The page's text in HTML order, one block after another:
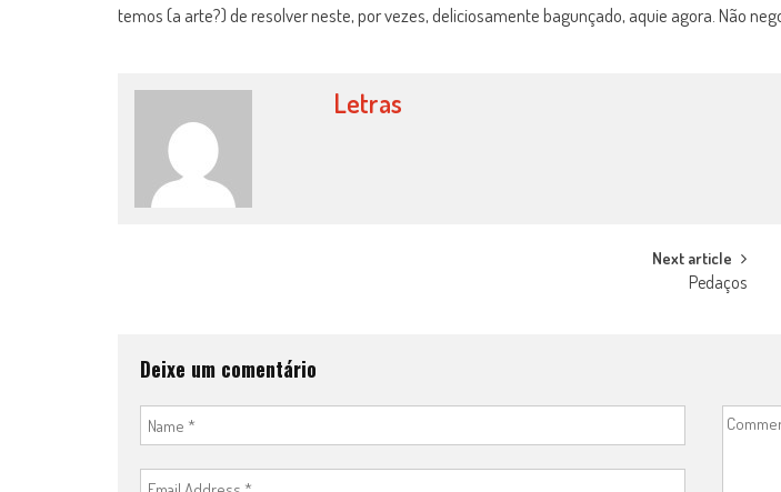
temos (a arte?) de resolver neste, por vezes, deliciosamente bagunçado, aquie agora. Não
Letras
Next article
Pedaços
Deixe um comentário